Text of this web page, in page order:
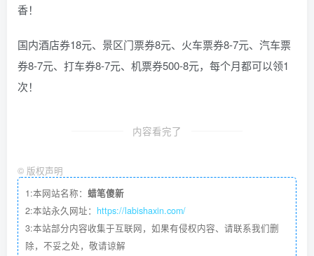
香！
国内酒店券18元、景区门票券8元、火车票券8-7元、汽车票
券8-7元、打车券8-7元、机票券500-8元，每个月都可以领1
次！
内容看完了
© 版权声明
1:本网站名称： 蜡笔傻新
2:本站永久网址： https://labishaxin.com/
3:本站部分内容收集于互联网，如果有侵权内容、请联系我们删
除，不妥之处，敬请谅解